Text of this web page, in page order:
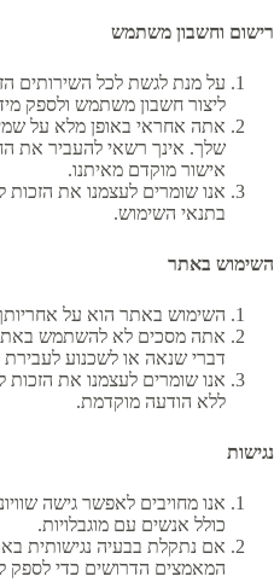
רישום וחשבון משתמש
על מנת לגשת לכל השירותים
ליצור חשבון משתמש ולספק
אתה אחראי באופן מלא על
שלך. אינך רשאי להעביר את
אישור מוקדם מאיתנו.
אנו שומרים לעצמנו את
בתנאי השימוש.
השימוש באתר
השימוש באתר הוא על
אתה מסכים לא להשתמש באתר
דברי שנאה או לשכנוע לעבירת
אנו שומרים לעצמנו את
ללא הודעה מוקדמת.
נגישות
אנו מחויבים לאפשר גישה
כולל אנשים עם מוגבלויות.
אם נתקלת בבעיה נגישותית
המאמצים הדרושים כדי לספק